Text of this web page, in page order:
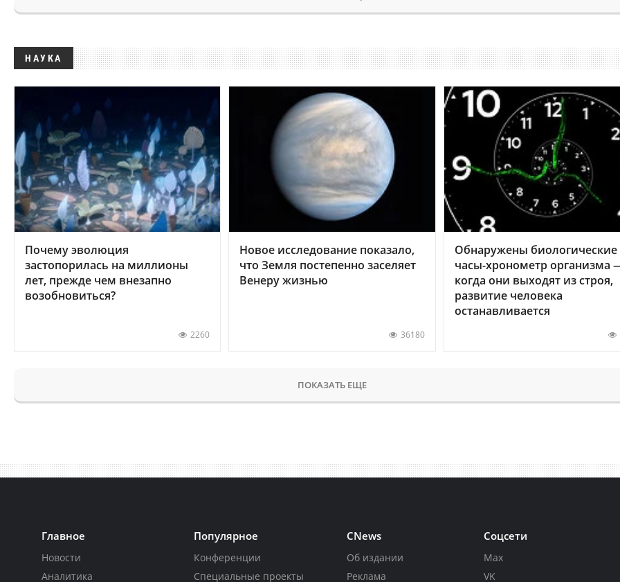
НАУКА
Почему эволюция
застопорилась на миллионы
лет, прежде чем внезапно
возобновиться?
2260
Новое исследование показало,
что Земля постепенно заселяет
Венеру жизнью
36180
Обнаружены биологические
часы-хронометр организма
когда они выходят из строя,
развитие человека
останавливается
ПОКАЗАТЬ ЕЩЕ
Главное
Новости
Аналитика
Популярное
Конференции
Специальные проекты
CNews
Об издании
Реклама
Соцсети
Max
VK